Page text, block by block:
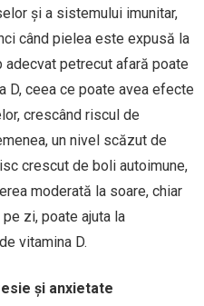
și a sistemului imunitar,
când pielea este expusă la
petrecut afară poate
D, ceea ce poate avea efecte
crescând riscul de
un nivel scăzut de
crescut de boli autoimune,
moderată la soare, chiar
zi, poate ajuta la
vitamina D.
și anxietate